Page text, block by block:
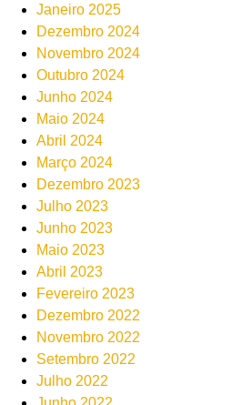
Janeiro 2025
Dezembro 2024
Novembro 2024
Outubro 2024
Junho 2024
Maio 2024
Abril 2024
Março 2024
Dezembro 2023
Julho 2023
Junho 2023
Maio 2023
Abril 2023
Fevereiro 2023
Dezembro 2022
Novembro 2022
Setembro 2022
Julho 2022